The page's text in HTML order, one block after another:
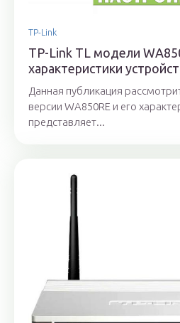
TP-Link
TP-Link TL модели
характеристики
Данная публикация
версии WA850RE и его
представляет...